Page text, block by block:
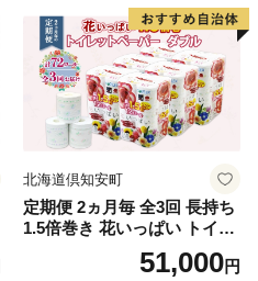
泡石鹸 石鹸 兵庫 兵庫県 小野
北海道倶知安町
定期便 2ヵ月毎 全3回 長持ち
1.5倍巻き 花いっぱい トイレ
ットペーパー ダブル 45ｍ 計
72ロール 全18種 花柄 プリン
51,000円